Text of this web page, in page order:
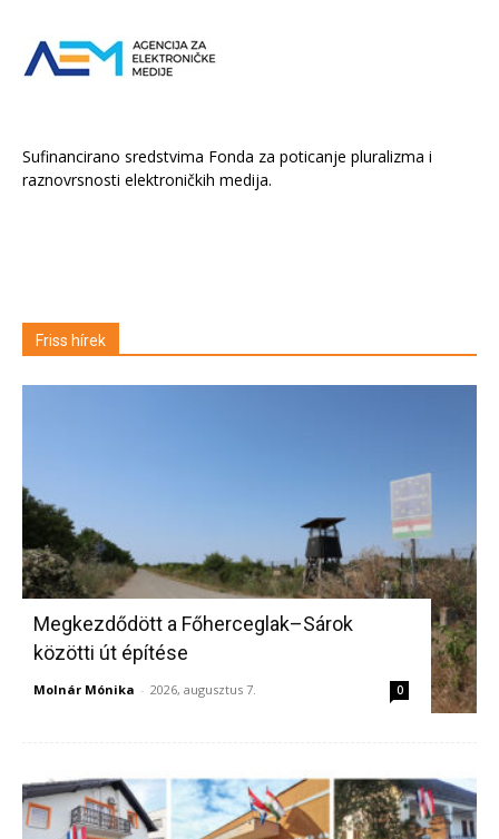
Sufinancirano sredstvima Fonda za poticanje pluralizma i
raznovrsnosti elektroničkih medija.
Friss hírek
Megkezdődött a Főherceglak–Sárok
közötti út építése
Molnár Mónika - 2026, augusztus 7. 0